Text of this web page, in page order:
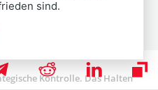
Kontrolle. Das Halten
sind.